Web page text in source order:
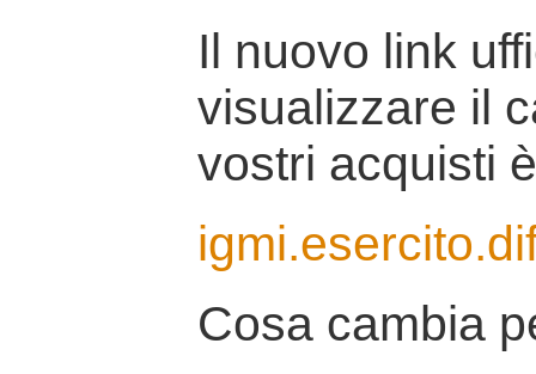
Il nuovo link
visualizzare il
vostri acquisti
Cosa cambia